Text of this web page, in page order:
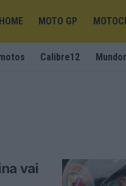
HOME MOTO GP
Calibre12
vai